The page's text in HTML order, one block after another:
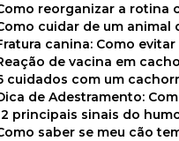
Como reorganizar a
Como cuidar de um
Fratura canina: Como
Reação de vacina em
6 cuidados com um
Dica de Adestramento:
12 principais sinais do
Como saber se meu cão